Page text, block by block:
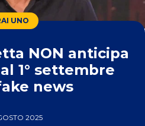
UNO
NON anticipa
1° settembre
news
2025